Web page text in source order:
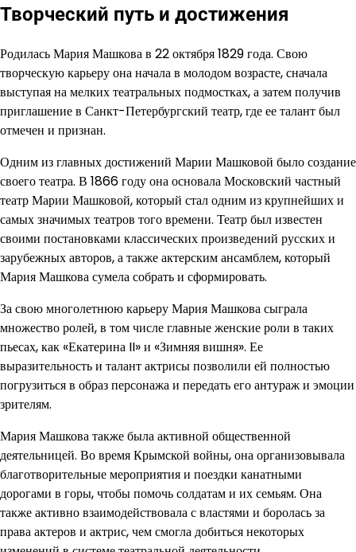
Творческий путь и достижения
Родилась Мария Машкова в 22 октября 1829 года. Свою
творческую карьеру она начала в молодом возрасте, сначала
выступая на мелких театральных подмостках, а затем получив
приглашение в Санкт-Петербургский театр, где ее талант был
отмечен и признан.
Одним из главных достижений Марии Машковой было создание
своего театра. В 1866 году она основала Московский частный
театр Марии Машковой, который стал одним из крупнейших и
самых значимых театров того времени. Театр был известен
своими постановками классических произведений русских и
зарубежных авторов, а также актерским ансамблем, который
Мария Машкова сумела собрать и сформировать.
За свою многолетнюю карьеру Мария Машкова сыграла
множество ролей, в том числе главные женские роли в таких
пьесах, как «Екатерина II» и «Зимняя вишня». Ее
выразительность и талант актрисы позволили ей полностью
погрузиться в образ персонажа и передать его антураж и эмоции
зрителям.
Мария Машкова также была активной общественной
деятельницей. Во время Крымской войны, она организовывала
благотворительные мероприятия и поездки канатными
дорогами в горы, чтобы помочь солдатам и их семьям. Она
также активно взаимодействовала с властями и боролась за
права актеров и актрис, чем смогла добиться некоторых